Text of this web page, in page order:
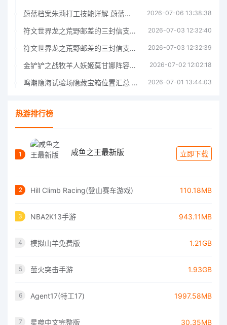
蔚蓝档案朱莉打工技能详解 蔚蓝档案朱莉打工技能介绍 2026-07-06 13:38:38
符文世界龙之荒野邮差的三封信支线任务完成指南 符文世界龙之荒野邮差的三封信支线任务攻略 2026-07-03 12:32:40
符文世界龙之荒野邮差的三封信支线任务完成指南 符文世界龙之荒野邮差的三封信支线任务攻略 2026-07-03 12:32:39
金铲铲之战牧羊人妖姬莫甘娜阵容玩法指南金铲铲之战牧羊人妖姬莫甘娜阵容玩法 2026-07-02 12:02:18
鸣潮隐海试验场隐藏宝箱位置汇总 鸣潮隐海试验场隐藏基准宝箱获取指南 2026-07-01 13:44:03
热游排行榜
1 咸鱼之王最新版 立即下载
2 Hill Climb Racing(登山赛车游戏) 110.18MB
3 NBA2K13手游 943.11MB
4 模拟山羊免费版 1.21GB
5 萤火突击手游 1.93GB
6 Agent17(特工17) 1997.58MB
7 星噬中文完整版 30.35MB